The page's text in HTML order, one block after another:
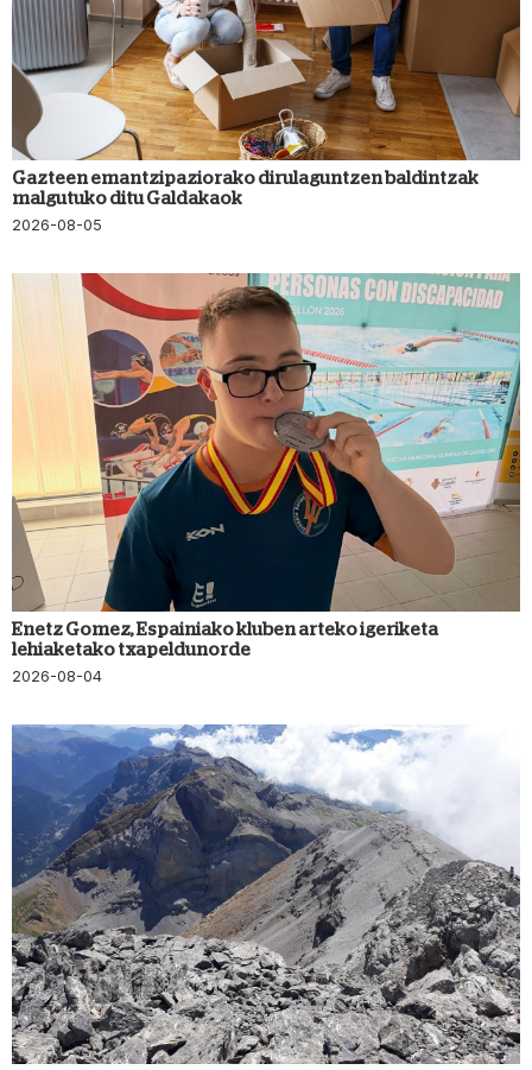
Gazteen emantzipaziorako dirulaguntzen baldintzak
malgutuko ditu Galdakaok
2026-08-05
Enetz Gomez, Espainiako kluben arteko igeriketa
lehiaketako txapeldunorde
2026-08-04